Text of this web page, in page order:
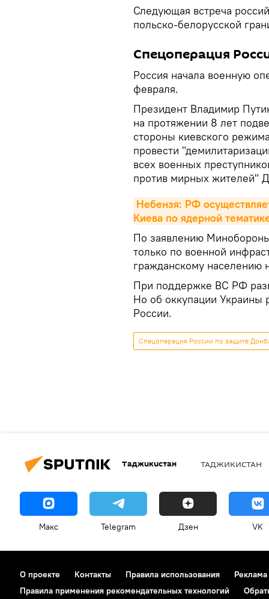
Следующая встреча
польско-белорусской
Спецоперация
Россия начала военную
февраля.
Президент Владимир
на протяжении 8 лет
стороны киевского
провести
всех военных
против мирных жителей"
Небензя: РФ
Киева по ядерной
По заявлению
только по военной
гражданскому населению
При поддержке ВС РФ
Но об оккупации Украины
России.
Спецоперация России по защите
Таджикистан ТАДЖИКИСТАН
Макс Telegram Дзен VK
О проекте Контакты Правила использования
Реклама
Правила применения рекомендательных технологий